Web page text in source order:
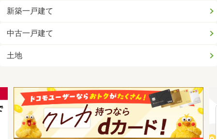
新築一戸建て
中古一戸建て
土地